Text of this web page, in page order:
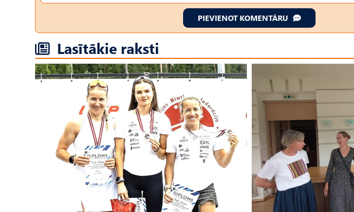
PIEVIENOT KOMENTĀRU
Lasītākie raksti